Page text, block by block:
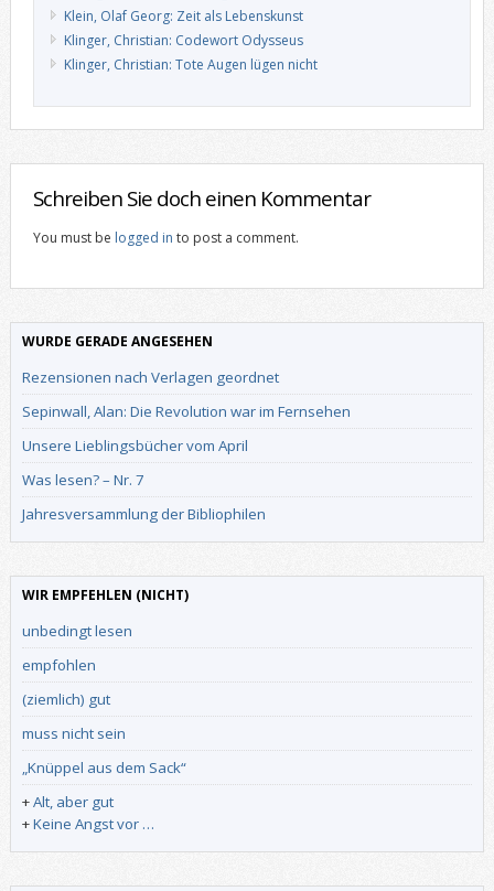
Klein, Olaf Georg: Zeit als Lebenskunst
Klinger, Christian: Codewort Odysseus
Klinger, Christian: Tote Augen lügen nicht
Schreiben Sie doch einen Kommentar
You must be logged in to post a comment.
WURDE GERADE ANGESEHEN
Rezensionen nach Verlagen geordnet
Sepinwall, Alan: Die Revolution war im Fernsehen
Unsere Lieblingsbücher vom April
Was lesen? – Nr. 7
Jahresversammlung der Bibliophilen
WIR EMPFEHLEN (NICHT)
unbedingt lesen
empfohlen
(ziemlich) gut
muss nicht sein
„Knüppel aus dem Sack“
+Alt, aber gut
+Keine Angst vor …